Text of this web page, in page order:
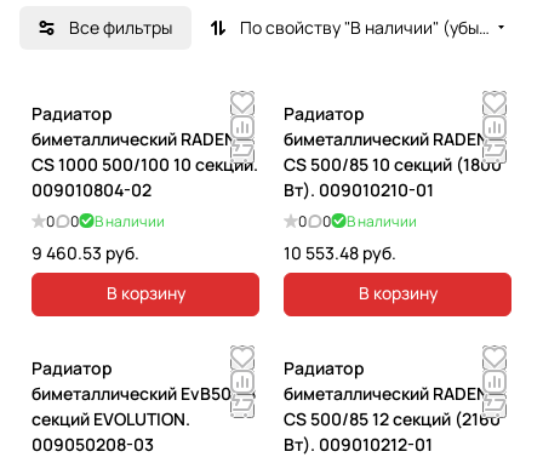
Все фильтры По свойству "В наличии" (убывание)
Радиатор
биметаллический RADENA
CS 1000 500/100 10 секций.
009010804-02
0 0 В наличии
9 460.53 руб.
В корзину
Радиатор
биметаллический RADENA
CS 500/85 10 секций (1800
Вт). 009010210-01
0 0 В наличии
10 553.48 руб.
В корзину
Радиатор
биметаллический EvВ500 8
секций EVOLUTION.
009050208-03
Радиатор
биметаллический RADENA
CS 500/85 12 секций (2160
Вт). 009010212-01